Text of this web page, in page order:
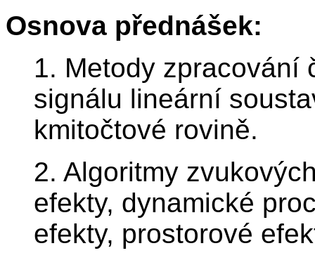
Osnova přednášek:
1. Metody zpracování
signálu lineární
kmitočtové rovině.
2. Algoritmy
efekty, dynamické
efekty, prostorové